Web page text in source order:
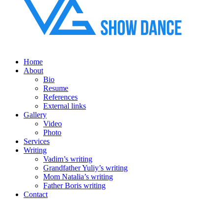
Home
About
Bio
Resume
References
External links
Gallery
Video
Photo
Services
Writing
Vadim’s writing
Grandfather Yuliy’s writing
Mom Natalia’s writing
Father Boris writing
Contact